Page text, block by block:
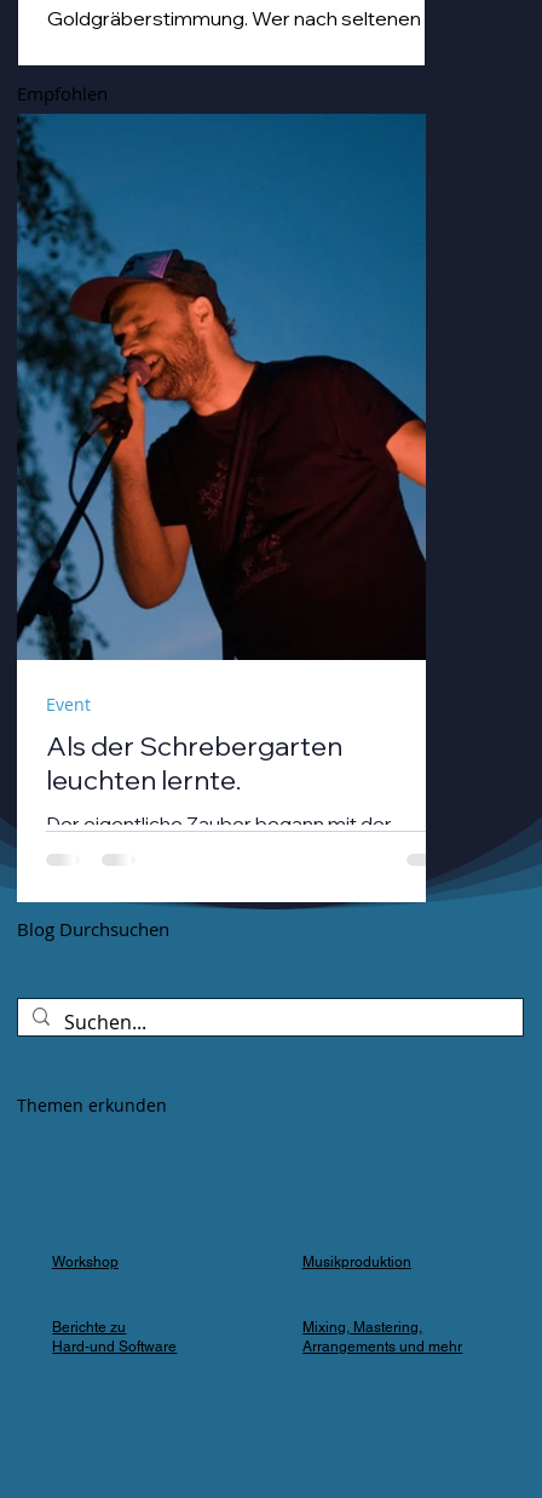
Goldgräberstimmung. Wer nach seltenen
bei der Freilegung von Troja kennt. Von
Hop-und japanischen Idol-Platten, die so
nostalgisch und gleichzeitig erfrischend
klangen, dass man sich darin hätte duschen
können.
Empfohlen
Als der Schrebergarten
leuchten lernte.
Der eigentliche Zauber begann mit der
Dämmerung. André Neumann alias nthirteen
strich mit einem Geigenbogen über seine E-
Gitarre, während die Sonne unterging.
Farbspots in Türkis, Lila und Blau – die
„Erdbeere" versank für ein paar Minuten in
einfach nicht erwartet.
Event
Themen erkunden
Workshop
Berichte zu
Hard-und Software
Musikproduktion
Mixing, Mastering,
Arrangements und mehr
Blog Durchsuchen